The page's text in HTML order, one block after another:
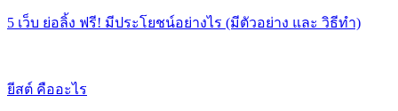
5 เว็บ ย่อลิ้ง ฟรี! มีประโยชน์อย่างไร (มีตัวอย่าง และ วิธีทำ)
ยีสต์ คืออะไร